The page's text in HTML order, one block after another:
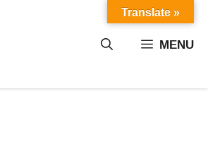
MENU
Translate »